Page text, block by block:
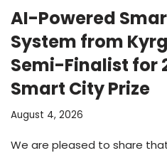
AI-Powered
System from
Semi-Finalist for
Smart City Prize
August 4, 2026
We are pleased to share that